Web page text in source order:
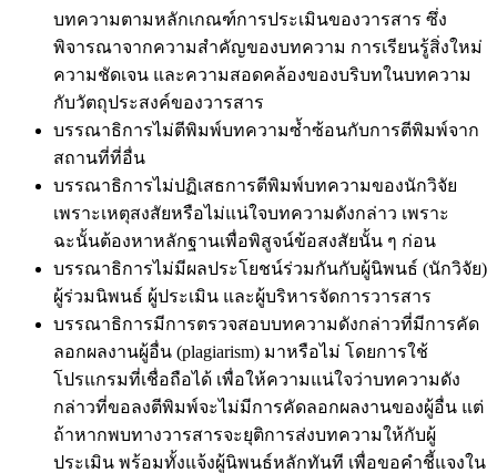
บทความตามหลักเกณฑ์การประเมินของวารสาร ซึ่ง
พิจารณาจากความสำคัญของบทความ การเรียนรู้สิ่งใหม่
ความชัดเจน และความสอดคล้องของบริบทในบทความ
กับวัตถุประสงค์ของวารสาร
บรรณาธิการไม่ตีพิมพ์บทความซ้ำซ้อนกับการตีพิมพ์จาก
สถานที่ที่อื่น
บรรณาธิการไม่ปฏิเสธการตีพิมพ์บทความของนักวิจัย
เพราะเหตุสงสัยหรือไม่แน่ใจบทความดังกล่าว เพราะ
ฉะนั้นต้องหาหลักฐานเพื่อพิสูจน์ข้อสงสัยนั้น ๆ ก่อน
บรรณาธิการไม่มีผลประโยชน์ร่วมกันกับผู้นิพนธ์ (นักวิจัย)
ผู้ร่วมนิพนธ์ ผู้ประเมิน และผู้บริหารจัดการวารสาร
บรรณาธิการมีการตรวจสอบบทความดังกล่าวที่มีการคัด
ลอกผลงานผู้อื่น (plagiarism) มาหรือไม่ โดยการใช้
โปรแกรมที่เชื่อถือได้ เพื่อให้ความแน่ใจว่าบทความดัง
กล่าวที่ขอลงตีพิมพ์จะไม่มีการคัดลอกผลงานของผู้อื่น แต่
ถ้าหากพบทางวารสารจะยุติการส่งบทความให้กับผู้
ประเมิน พร้อมทั้งแจ้งผู้นิพนธ์หลักทันที เพื่อขอคำชี้แจงใน